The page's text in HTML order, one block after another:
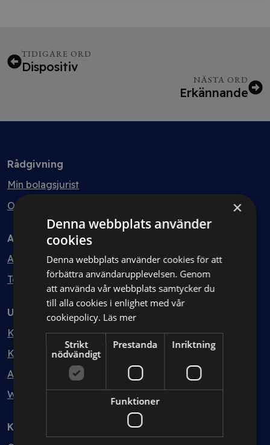
TIDIGARE ORD
Dispositiv
NÄSTA ORD
Erkännande
Rådgivning
Min bolagsjurist
Ombud
Avtal
Avtalshantering
Testa kostnadsfritt
Utbildning
Kurser
Kurspaket
Abonnemang
Webbinarium
Kunskapsbank
×
Denna webbplats använder
cookies
Denna webbplats använder cookies för att
förbättra användarupplevelsen. Genom
att använda vår webbplats samtycker du
till alla cookies i enlighet med vår
cookiepolicy. Läs mer
Strikt
nödvändigt
Prestanda Inriktning
Funktioner